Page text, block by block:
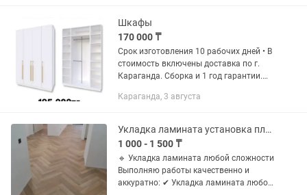
по заявкам; - Поиск...
Шкафы
170 000 ₸
Срок изготовления 10 рабочих дней • В
стоимость включены доставка по г.
Караганда. Сборка и 1 год гарантии.
Фотографию шкафа 2. Размер 3.Адрес
Караганда, 3 августа
Укладка ламината установка плинтуса
1 000 - 1 500 ₸
🔹 Укладка ламината любой сложности
Выполняю работы качественно и
аккуратно: ✔ Укладка ламината любой